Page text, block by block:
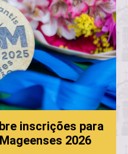
inscrições para
2026